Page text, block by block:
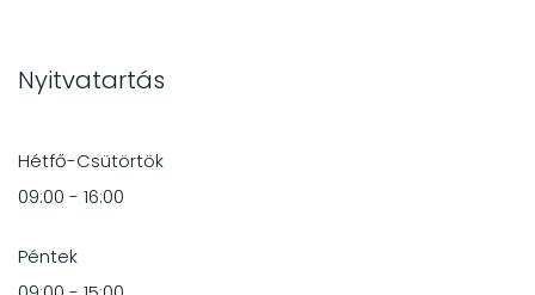
Nyitvatartás
Hétfő-Csütörtök
09:00 - 16:00
Péntek